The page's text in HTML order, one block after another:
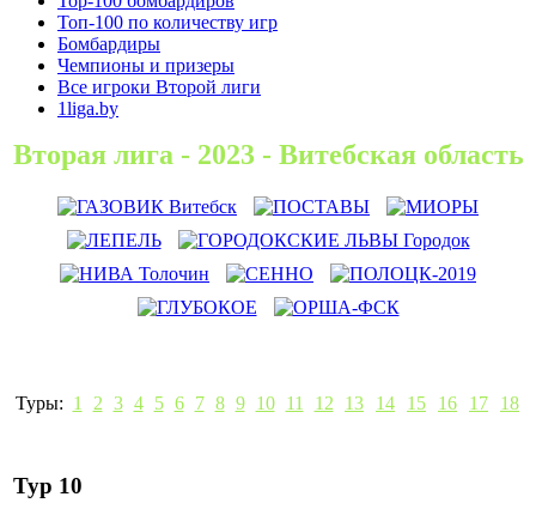
Топ-100 по количеству игр
Бомбардиры
Чемпионы и призеры
Все игроки Второй лиги
1liga.by
Вторая лига - 2023 - Витебская область
Туры: 1 2 3 4 5 6 7 8 9 10 11 12 13 14 15 16 17 18
Тур 10